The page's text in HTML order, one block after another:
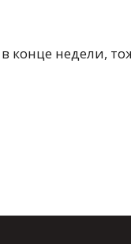
недели,